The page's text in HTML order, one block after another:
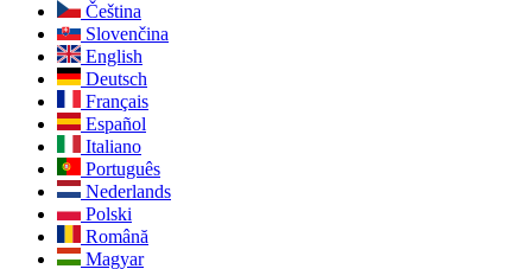
Čeština
Slovenčina
English
Deutsch
Français
Español
Italiano
Português
Nederlands
Polski
Română
Magyar